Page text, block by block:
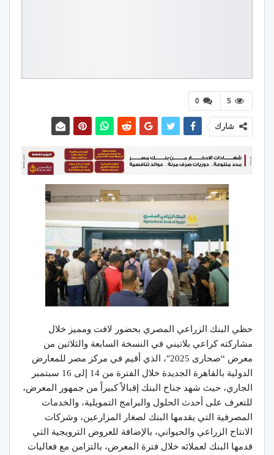
0 5
شارك
حظي البنك الزراعي المصري بحضور لافت ومميز خلال
مشاركته كراعي بلاتيني في النسخة السابعة والثلاثين من
معرض “صحارى 2025″، الذي أقيم في مركز مصر للمعارض
الدولية بالقاهرة الجديدة خلال الفترة من 14 إلى 16 سبتمبر
الجاري، حيث شهد جناح البنك إقبالاً كبيراً من جمهور المعرض،
للتعرف على أحدث الحلول والبرامج التمويلية، والخدمات
المصرفية التي يقدمها البنك لصغار المزارعين، وشركات
الانتاج الزراعي والحيواني، بالإضافة للعروض الترويجية التي
قدمها البنك لعملائه خلال فترة المعرض، بالتزامن مع فعاليات